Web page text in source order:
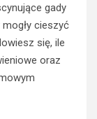
gady
cieszyć
się, ile
oraz